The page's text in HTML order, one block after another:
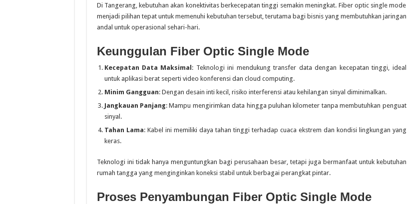
Di Tangerang, kebutuhan akan konektivitas berkecepatan tinggi semakin meningkat. Fiber optic single mode
menjadi pilihan tepat untuk memenuhi kebutuhan tersebut, terutama bagi bisnis yang membutuhkan jaringan
andal untuk operasional sehari-hari.
Keunggulan Fiber Optic Single Mode
Kecepatan Data Maksimal : Teknologi ini mendukung transfer data dengan kecepatan tinggi, ideal
untuk aplikasi berat seperti video konferensi dan cloud computing.
Minim Gangguan: Dengan desain inti kecil, risiko interferensi atau kehilangan sinyal diminimalkan.
Jangkauan Panjang: Mampu mengirimkan data hingga puluhan kilometer tanpa membutuhkan penguat
sinyal.
Tahan Lama: Kabel ini memiliki daya tahan tinggi terhadap cuaca ekstrem dan kondisi lingkungan yang
keras.
Teknologi ini tidak hanya menguntungkan bagi perusahaan besar, tetapi juga bermanfaat untuk kebutuhan
rumah tangga yang menginginkan koneksi stabil untuk berbagai perangkat pintar.
Proses Penyambungan Fiber Optic Single Mode